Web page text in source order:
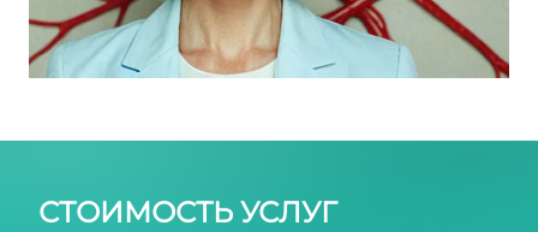
СТОИМОСТЬ УСЛУГ